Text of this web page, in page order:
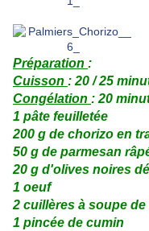
Préparation :
Cuisson : 20 / 25
Congélation : 20
1 pâte feuilletée
200 g de chorizo en
50 g de parmesan
20 g d'olives noires
1 oeuf
2 cuillères à soupe
1 pincée de cumin